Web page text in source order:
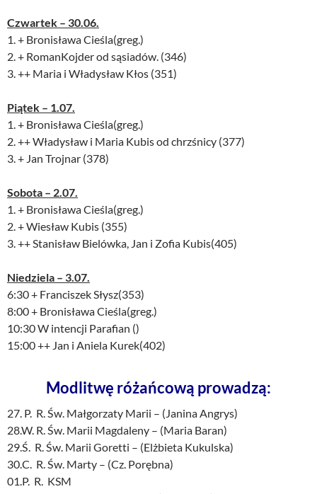
Czwartek – 30.06.
1. + Bronisława Cieśla(greg.)
2. + RomanKojder od sąsiadów. (346)
3. ++ Maria i Władysław Kłos (351)
Piątek – 1.07.
1. + Bronisława Cieśla(greg.)
2. ++ Władysław i Maria Kubis od chrzśnicy (377)
3. + Jan Trojnar (378)
Sobota – 2.07.
1. + Bronisława Cieśla(greg.)
2. + Wiesław Kubis (355)
3. ++ Stanisław Bielówka, Jan i Zofia Kubis(405)
Niedziela – 3.07.
6:30 + Franciszek Słysz(353)
8:00 + Bronisława Cieśla(greg.)
10:30 W intencji Parafian ()
15:00 ++ Jan i Aniela Kurek(402)
Modlitwę różańcową prowadzą:
27. P. R. Św. Małgorzaty Marii – (Janina Angrys)
28.W. R. Św. Marii Magdaleny – (Maria Baran)
29.Ś. R. Św. Marii Goretti – (Elżbieta Kukulska)
30.C. R. Św. Marty – (Cz. Porębna)
01.P. R. KSM